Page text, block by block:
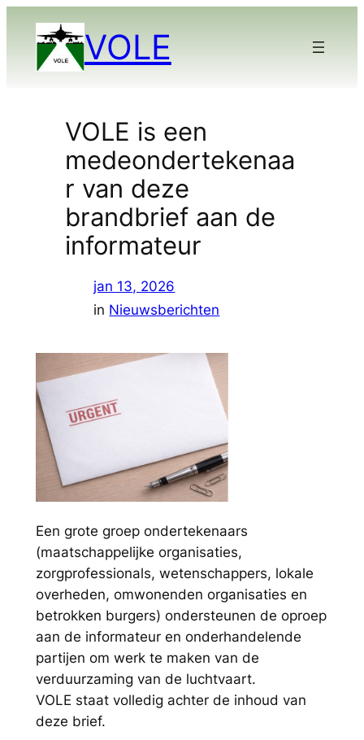
VOLE
VOLE is een
medeondertekenaa
r van deze
brandbrief aan de
informateur
jan 13, 2026
in Nieuwsberichten
Een grote groep ondertekenaars
(maatschappelijke organisaties,
zorgprofessionals, wetenschappers, lokale
overheden, omwonenden organisaties en
betrokken burgers) ondersteunen de oproep
aan de informateur en onderhandelende
partijen om werk te maken van de
verduurzaming van de luchtvaart.
VOLE staat volledig achter de inhoud van
deze brief.